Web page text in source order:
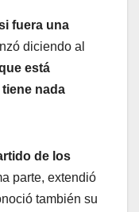
fuera una
diciendo al
está
nada
de los
parte, extendió
también su